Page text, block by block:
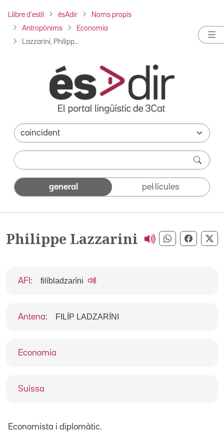
Llibre d'estil ésAdir Noms propis
Antropònims Economia
Lazzarini, Philipp...
general pel·lícules
Philippe Lazzarini Compartir
Economia
Suïssa
AFI : filíbladzaɾíni
Antena: FILÍP LADZARÍNI
Economista i diplomàtic.